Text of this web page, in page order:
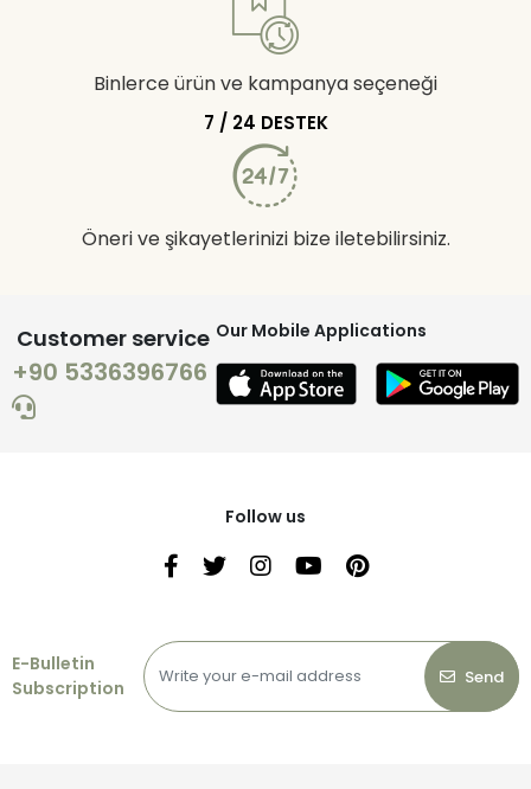
Binlerce ürün ve kampanya seçeneği
7 / 24 DESTEK
Öneri ve şikayetlerinizi bize iletebilirsiniz.
Customer service
+90 5336396766
Our Mobile Applications
Follow us
E-Bulletin
Subscription
Send